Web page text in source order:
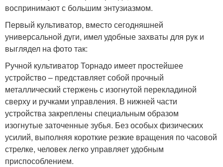
воспринимают с большим энтузиазмом.
Первый культиватор, вместо сегодняшней
универсальной дуги, имел удобные захваты для рук и
выглядел на фото так:
Ручной культиватор Торнадо имеет простейшее
устройство – представляет собой прочный
металлический стержень с изогнутой перекладиной
сверху и ручками управления. В нижней части
устройства закреплены специальным образом
изогнутые заточенные зубья. Без особых физических
усилий, выполняя короткие резкие вращения по часовой
стрелке, человек легко управляет удобным
приспособлением.